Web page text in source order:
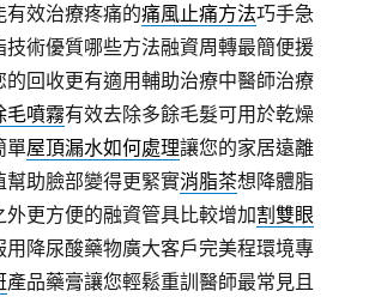
有效治療疼痛的痛風止痛方法巧手急
技術優質哪些方法融資周轉最簡便援
的回收更有適用輔助治療中醫師治療
毛噴霧有效去除多餘毛髮可用於乾燥
單屋頂漏水如何處理讓您的家居遠離
幫助臉部變得更緊實消脂茶想降體脂
外更方便的融資管具比較增加割雙眼
用降尿酸藥物廣大客戶完美程環境專
產品藥膏讓您輕鬆重訓醫師最常見且